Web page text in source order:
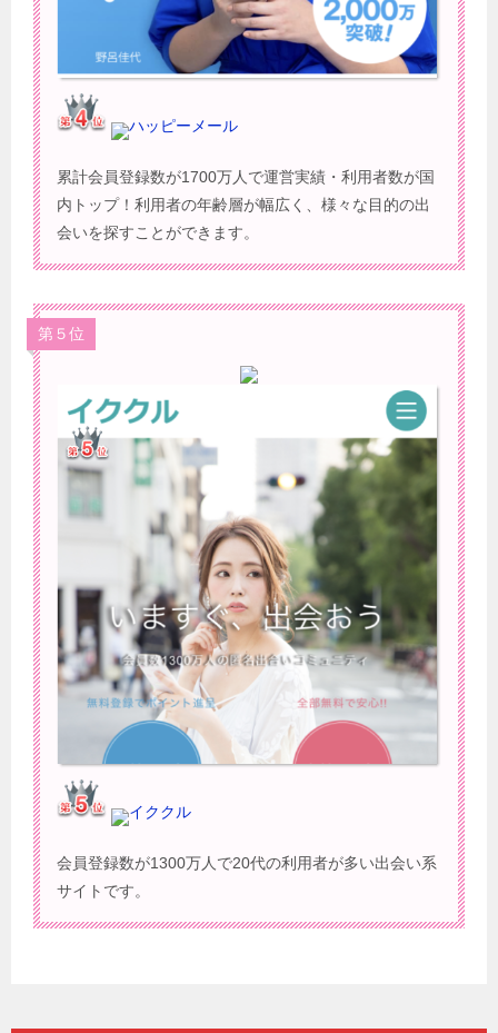
ハッピーメール
累計会員登録数が1700万人で運営実績・利用者数が国
内トップ！利用者の年齢層が幅広く、様々な目的の出
会いを探すことができます。
第５位
イククル
会員登録数が1300万人で20代の利用者が多い出会い系
サイトです。